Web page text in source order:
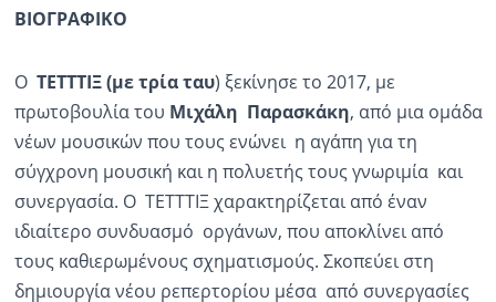
ΒΙΟΓΡΑΦΙΚΟ
Ο ΤΕΤΤΤΙΞ (με τρία ταυ) ξεκίνησε το 2017, με
πρωτοβουλία του Μιχάλη Παρασκάκη, από μια ομάδα
νέων μουσικών που τους ενώνει η αγάπη για τη
σύγχρονη μουσική και η πολυετής τους γνωριμία και
συνεργασία. Ο ΤΕΤΤΤΙΞ χαρακτηρίζεται από έναν
ιδιαίτερο συνδυασμό οργάνων, που αποκλίνει από
τους καθιερωμένους σχηματισμούς. Σκοπεύει στη
δημιουργία νέου ρεπερτορίου μέσα από συνεργασίες